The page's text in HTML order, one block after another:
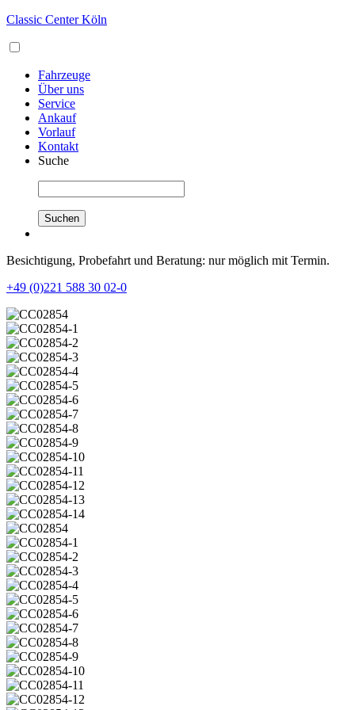
Classic Center Köln
Fahrzeuge
Über uns
Service
Ankauf
Vorlauf
Kontakt
Suche
Besichtigung, Probefahrt und Beratung: nur möglich mit Termin.
+49 (0)221 588 30 02-0